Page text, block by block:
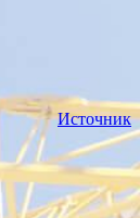
Источник